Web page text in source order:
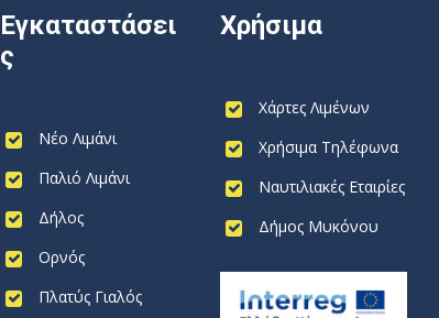
Εγκαταστάσει
ς
Νέο Λιμάνι
Παλιό Λιμάνι
Δήλος
Ορνός
Πλατύς Γιαλός
Χρήσιμα
Χάρτες Λιμένων
Χρήσιμα Τηλέφωνα
Ναυτιλιακές Εταιρίες
Δήμος Μυκόνου